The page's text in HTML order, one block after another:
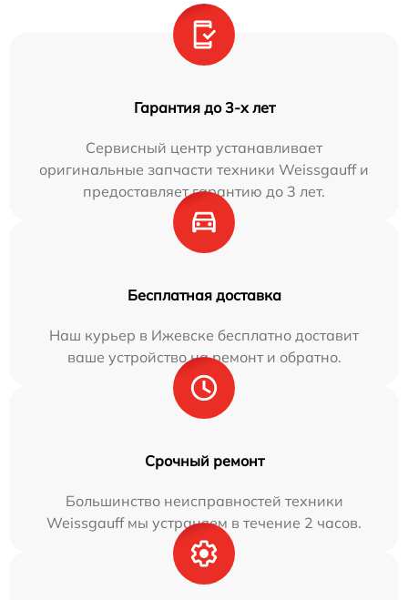
Гарантия до 3-х лет
Сервисный центр устанавливает
оригинальные запчасти техники Weissgauff и
предоставляет гарантию до 3 лет.
Бесплатная доставка
Наш курьер в Ижевске бесплатно доставит
ваше устройство на ремонт и обратно.
Срочный ремонт
Большинство неисправностей техники
Weissgauff мы устраняем в течение 2 часов.